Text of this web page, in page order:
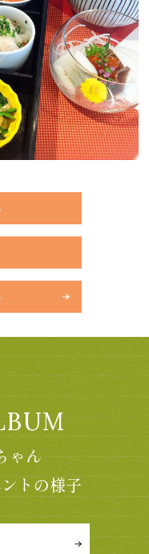
ゃん
トの様子